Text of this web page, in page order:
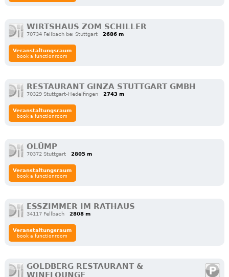
WIRTSHAUS ZOM SCHILLER
70734 Fellbach bei Stuttgart 2686 m
Veranstaltungsraum
book a functionroom
RESTAURANT GINZA STUTTGART GMBH
70329 Stuttgart-Hedelfingen 2743 m
Veranstaltungsraum
book a functionroom
OLÜMP
70372 Stuttgart 2805 m
Veranstaltungsraum
book a functionroom
ESSZIMMER IM RATHAUS
34117 Fellbach 2808 m
Veranstaltungsraum
book a functionroom
GOLDBERG RESTAURANT &
WINELOUNGE